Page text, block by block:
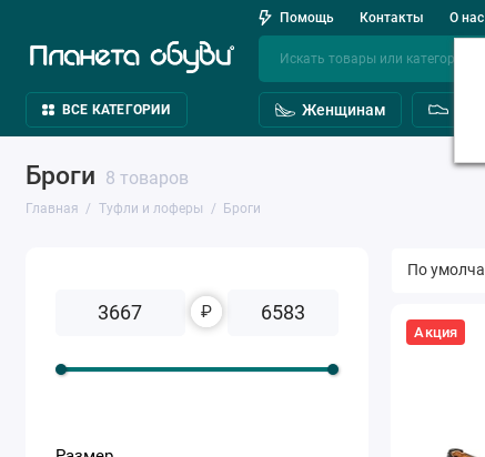
Помощь Контакты О нас
ВСЕ КАТЕГОРИИ Женщинам
Броги 8 товаров
Главная Туфли и лоферы Броги
₽
Акция